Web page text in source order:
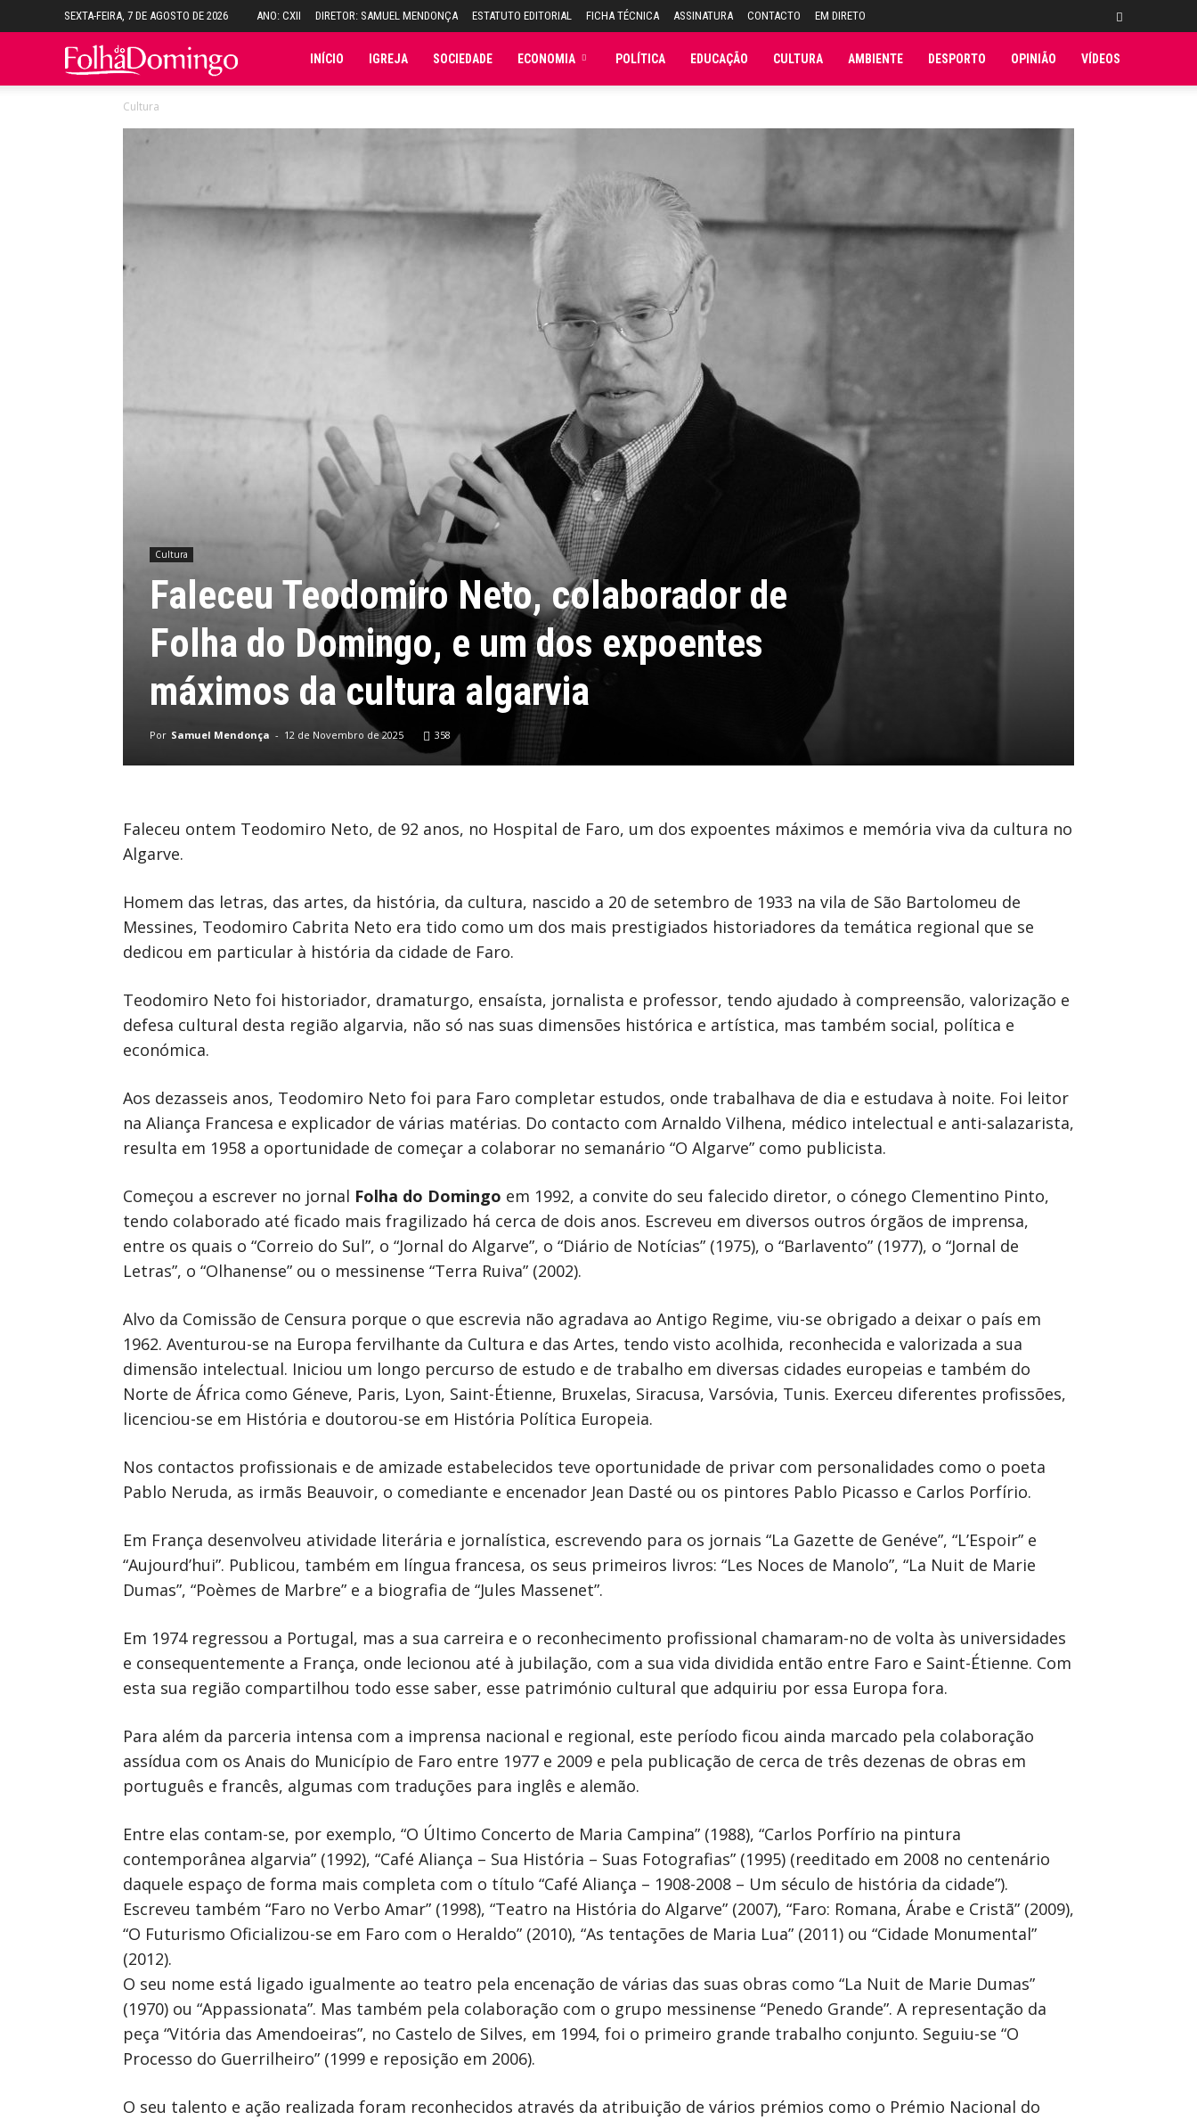
SEXTA-FEIRA, 7 DE AGOSTO DE 2026 ANO: CXII DIRETOR: SAMUEL MENDONÇA ESTATUTO EDITORIAL FICHA TÉCNICA ASSINATURA CONTACTO EM DIRETO
Folha INÍCIO IGREJA SOCIEDADE ECONOMIA POLÍTICA EDUCAÇÃO CULTURA AMBIENTE DESPORTO OPINIÃO VÍDEOS
Cultura
Cultura
Faleceu Teodomiro Neto, colaborador de
Folha do Domingo, e um dos expoentes
máximos da cultura algarvia
Por Samuel Mendonça - 12 de Novembro de 2025 358
Faleceu ontem Teodomiro Neto, de 92 anos, no Hospital de Faro, um dos expoentes máximos e memória viva da cultura no
Algarve.
Homem das letras, das artes, da história, da cultura, nascido a 20 de setembro de 1933 na vila de São Bartolomeu de
Messines, Teodomiro Cabrita Neto era tido como um dos mais prestigiados historiadores da temática regional que se
dedicou em particular à história da cidade de Faro.
Teodomiro Neto foi historiador, dramaturgo, ensaísta, jornalista e professor, tendo ajudado à compreensão, valorização e
defesa cultural desta região algarvia, não só nas suas dimensões histórica e artística, mas também social, política e
económica.
Aos dezasseis anos, Teodomiro Neto foi para Faro completar estudos, onde trabalhava de dia e estudava à noite. Foi leitor
na Aliança Francesa e explicador de várias matérias. Do contacto com Arnaldo Vilhena, médico intelectual e anti-salazarista,
resulta em 1958 a oportunidade de começar a colaborar no semanário “O Algarve” como publicista.
Começou a escrever no jornal Folha do Domingo em 1992, a convite do seu falecido diretor, o cónego Clementino Pinto,
tendo colaborado até ficado mais fragilizado há cerca de dois anos. Escreveu em diversos outros órgãos de imprensa,
entre os quais o “Correio do Sul”, o “Jornal do Algarve”, o “Diário de Notícias” (1975), o “Barlavento” (1977), o “Jornal de
Letras”, o “Olhanense” ou o messinense “Terra Ruiva” (2002).
Alvo da Comissão de Censura porque o que escrevia não agradava ao Antigo Regime, viu-se obrigado a deixar o país em
1962. Aventurou-se na Europa fervilhante da Cultura e das Artes, tendo visto acolhida, reconhecida e valorizada a sua
dimensão intelectual. Iniciou um longo percurso de estudo e de trabalho em diversas cidades europeias e também do
Norte de África como Géneve, Paris, Lyon, Saint-Étienne, Bruxelas, Siracusa, Varsóvia, Tunis. Exerceu diferentes profissões,
licenciou-se em História e doutorou-se em História Política Europeia.
Nos contactos profissionais e de amizade estabelecidos teve oportunidade de privar com personalidades como o poeta
Pablo Neruda, as irmãs Beauvoir, o comediante e encenador Jean Dasté ou os pintores Pablo Picasso e Carlos Porfírio.
Em França desenvolveu atividade literária e jornalística, escrevendo para os jornais “La Gazette de Genéve”, “L’Espoir” e
“Aujourd’hui”. Publicou, também em língua francesa, os seus primeiros livros: “Les Noces de Manolo”, “La Nuit de Marie
Dumas”, “Poèmes de Marbre” e a biografia de “Jules Massenet”.
Em 1974 regressou a Portugal, mas a sua carreira e o reconhecimento profissional chamaram-no de volta às universidades
e consequentemente a França, onde lecionou até à jubilação, com a sua vida dividida então entre Faro e Saint-Étienne. Com
esta sua região compartilhou todo esse saber, esse património cultural que adquiriu por essa Europa fora.
Para além da parceria intensa com a imprensa nacional e regional, este período ficou ainda marcado pela colaboração
assídua com os Anais do Município de Faro entre 1977 e 2009 e pela publicação de cerca de três dezenas de obras em
português e francês, algumas com traduções para inglês e alemão.
Entre elas contam-se, por exemplo, “O Último Concerto de Maria Campina” (1988), “Carlos Porfírio na pintura
contemporânea algarvia” (1992), “Café Aliança – Sua História – Suas Fotografias” (1995) (reeditado em 2008 no centenário
daquele espaço de forma mais completa com o título “Café Aliança – 1908-2008 – Um século de história da cidade”).
Escreveu também “Faro no Verbo Amar” (1998), “Teatro na História do Algarve” (2007), “Faro: Romana, Árabe e Cristã” (2009),
“O Futurismo Oficializou-se em Faro com o Heraldo” (2010), “As tentações de Maria Lua” (2011) ou “Cidade Monumental”
(2012).
O seu nome está ligado igualmente ao teatro pela encenação de várias das suas obras como “La Nuit de Marie Dumas”
(1970) ou “Appassionata”. Mas também pela colaboração com o grupo messinense “Penedo Grande”. A representação da
peça “Vitória das Amendoeiras”, no Castelo de Silves, em 1994, foi o primeiro grande trabalho conjunto. Seguiu-se “O
Processo do Guerrilheiro” (1999 e reposição em 2006).
O seu talento e ação realizada foram reconhecidos através da atribuição de vários prémios como o Prémio Nacional do